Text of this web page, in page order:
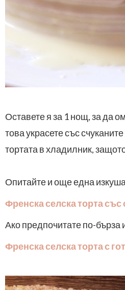
Оставете я за 1 нощ, за да
това украсете със
тортата в хладилник,
Опитайте и още една
Френска селска торта
Ако предпочитате по-бърза
Френска селска торта с